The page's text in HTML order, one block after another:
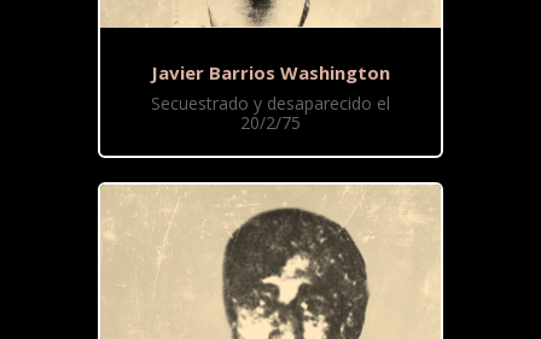
Javier Barrios Washington
Secuestrado y desaparecido el
20/2/75